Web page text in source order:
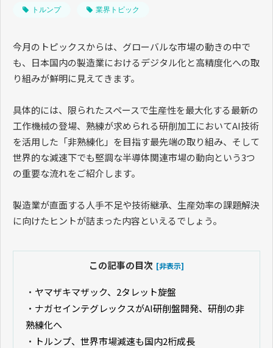
トルンプ 業界トピック
今月のトピックスからは、グローバルな市場の動きの中で
も、日本国内の製造業におけるデジタル化と高精度化への取
り組みが鮮明に見えてきます。
具体的には、限られたスペースで生産性を最大化する最新の
工作機械の登場、熟練が求められる研削加工においてAI技術
を活用した「非熟練化」を目指す最先端の取り組み、そして
世界的な減速下でも堅調な半導体関連市場の動向という3つ
の重要な流れをご紹介します。
製造業が直面する人手不足や技術継承、生産効率の課題解決
に向けたヒントが詰まった内容といえるでしょう。
この記事の目次 [非表示]
・ ヤマザキマザック、2タレット旋盤
・ ナガセインテグレックスがAI研削盤開発、研削の非
熟練化へ
・ トルンプ、世界市場減速も国内2桁成長